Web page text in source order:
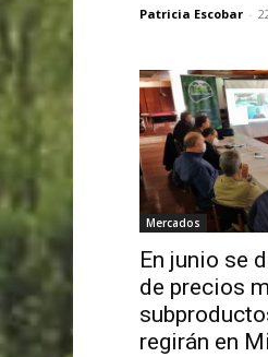
Patricia Escobar -
Mercados
En junio se
de precios
regirán en